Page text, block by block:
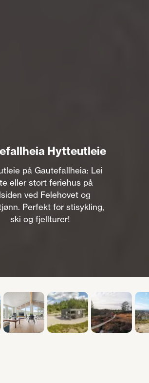
Hytteutleie
på Gautefallheia: Lei
eller stort feriehus på
ved Felehovet og
Perfekt for stisykling,
ski og fjellturer!